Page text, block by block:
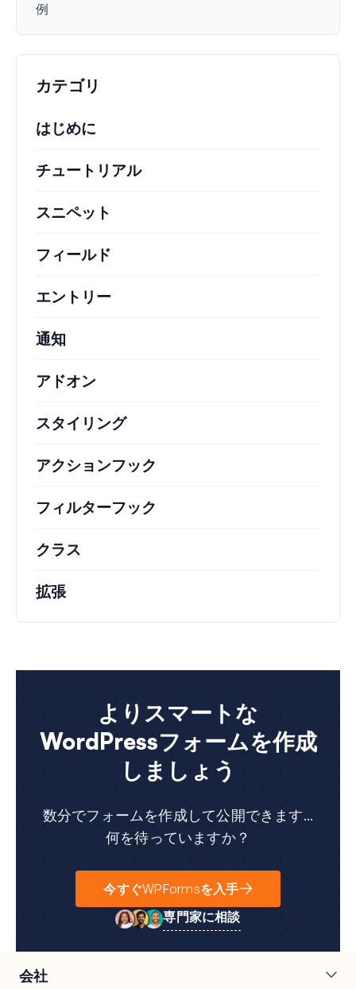
例
カテゴリ
はじめに
チュートリアル役立つハウツー記事やその他
スニペット
フィールド
エントリー
通知
アドオン
スタイリング
アクションフック
フィルターフック
クラス
拡張
よりスマートな
WordPressフォームを作成
しましょう
数分でフォームを作成して公開できます...
何を待っていますか？
今すぐWPFormsを入手
専門家に相談
会社